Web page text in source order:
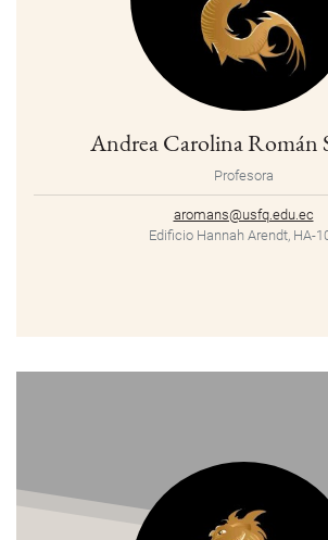
Andrea Carolina Román
Profesora
aromans@usfq.edu.ec
Edificio Hannah Arendt, HA-